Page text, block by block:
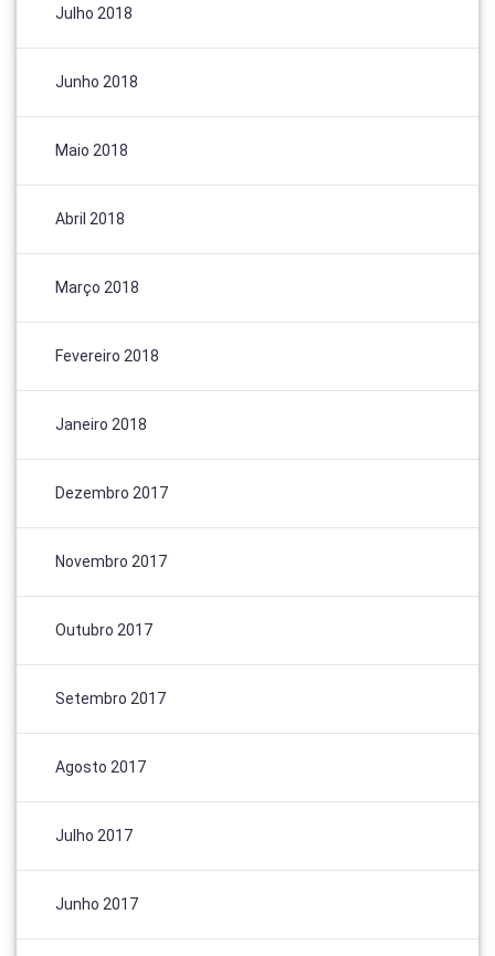
Julho 2018
Junho 2018
Maio 2018
Abril 2018
Março 2018
Fevereiro 2018
Janeiro 2018
Dezembro 2017
Novembro 2017
Outubro 2017
Setembro 2017
Agosto 2017
Julho 2017
Junho 2017